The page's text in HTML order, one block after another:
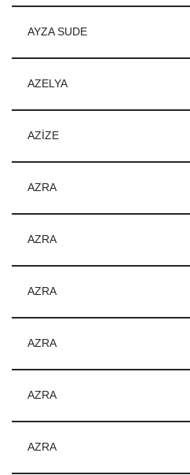
AYZA SUDE
AZELYA
AZİZE
AZRA
AZRA
AZRA
AZRA
AZRA
AZRA